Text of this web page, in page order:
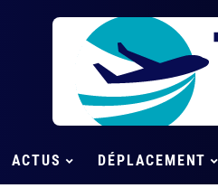
ACTUS DÉPLACEMENT